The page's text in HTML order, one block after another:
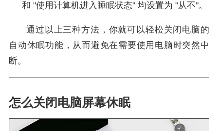
和 "使用计算机进入睡眠状态" 均设置为 "从不"。
通过以上三种方法，你就可以轻松关闭电脑的
自动休眠功能，从而避免在需要使用电脑时突然中
断。
怎么关闭电脑屏幕休眠